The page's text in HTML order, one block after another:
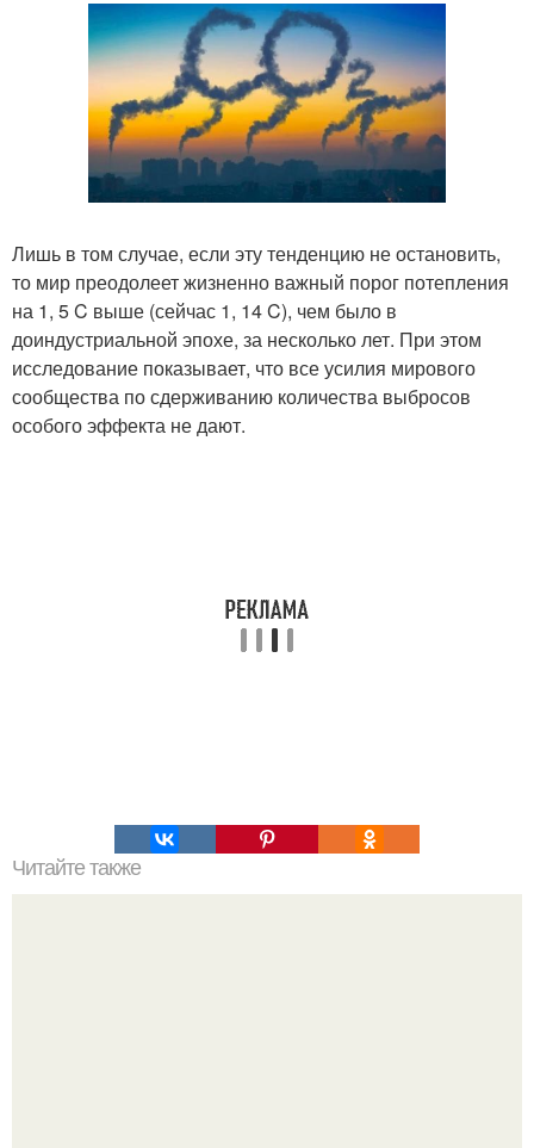
Лишь в том случае, если эту тенденцию не остановить,
то мир преодолеет жизненно важный порог потепления
на 1, 5 C выше (сейчас 1, 14 C), чем было в
доиндустриальной эпохе, за несколько лет. При этом
исследование показывает, что все усилия мирового
сообщества по сдерживанию количества выбросов
особого эффекта не дают.
Читайте также